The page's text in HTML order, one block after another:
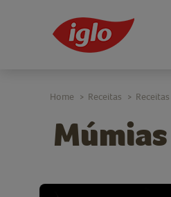
Home > Receitas >